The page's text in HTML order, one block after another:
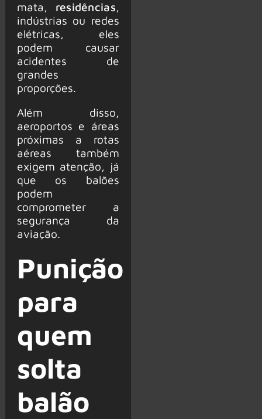
mata, residências,
indústrias ou redes
elétricas, eles
podem causar
acidentes de
grandes
proporções.
Além disso,
aeroportos e áreas
próximas a rotas
aéreas também
exigem atenção, já
que os balões
podem
comprometer a
segurança da
aviação.
Punição
para
quem
solta
balão